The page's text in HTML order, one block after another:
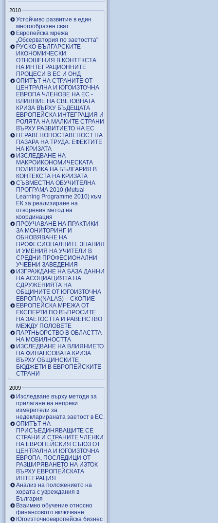
2010
Устойчиво развитие в един
многообразен свят
Европейска мрежа
„Обсерватория по заетостта"
РУСКО-БЪЛГАРСКИТЕ
ИКОНОМИЧЕСКИ
ОТНОШЕНИЯ В КОНТЕКСТА
НА ИНТЕГРАЦИОННИТЕ
ПРОЦЕСИ В ЕС И ОНД
ОПИТЪТ НА СТРАНИТЕ ОТ
ЦЕНТРАЛНА И ЮГОИЗТОЧНА
ЕВРОПА ЧЛЕНОВЕ НА ЕС -
ВЛИЯНИЕ НА СВЕТОВНАТА
КРИЗА ВЪРХУ БЪДЕЩАТА
ЕВРОПЕЙСКА ИНТЕГРАЦИЯ И
РОЛЯТА НА МАЛКИТЕ СТРАНИ
ВЪРХУ РАЗВИТИЕТО НА ЕС
НЕРАВЕНОПОСТАВЕНОСТ НА
ПАЗАРА НА ТРУДА: ЕФЕКТИТЕ
НА КРИЗАТА
ИЗСЛЕДВАНЕ НА
МАКРОИКОНОМИЧЕСКАТА
ПОЛИТИКА НА БЪЛГАРИЯ В
КОНТЕКСТА НА КРИЗАТА
СЪВМЕСТНА ОБУЧИТЕЛНА
ПРОГРАМА 2010 (Mutual
Learning Programme 2010) към
ЕК за реализиране на
отворения метод на
координация
ПРОУЧАВАНЕ НА ПРАКТИКИ
ЗА МОНИТОРИНГ И
ОБНОВЯВАНЕ НА
ПРОФЕСИОНАЛНИТЕ ЗНАНИЯ
И УМЕНИЯ НА УЧИТЕЛИ В
СРЕДНИ ПРОФЕСИОНАЛНИ
УЧЕБНИ ЗАВЕДЕНИЯ
ИЗГРАЖДАНЕ НА БАЗА ДАННИ
НА АСОЦИАЦИЯТА НА
СДРУЖЕНИЯТА НА
ОБЩИНИТЕ ОТ ЮГОИЗТОЧНА
ЕВРОПА(NALAS) – СКОПИЕ
ЕВРОПЕЙСКА МРЕЖА ОТ
ЕКСПЕРТИ ПО ВЪПРОСИТЕ
НА ЗАЕТОСТТА И РАВЕНСТВО
МЕЖДУ ПОЛОВЕТЕ
ПАРТНЬОРСТВО В ОБЛАСТТА
НА МОБИЛНОСТТА
ИЗСЛЕДВАНЕ НА ВЛИЯНИЕТО
НА ФИНАНСОВАТА КРИЗА
ВЪРХУ ОБЩИНСКИТЕ
БЮДЖЕТИ В ЕВРОПЕЙСКИТЕ
СТРАНИ
2009
Изследване върху методи за
прилагане на непреки
измерители за
недекларираната заетост в ЕС.
ОПИТЪТ НА
ПРИСЪЕДИНЯВАЩИТЕ СЕ
СТРАНИ И СТРАНИТЕ ЧЛЕНКИ
НА ЕВРОПЕЙСКИЯ СЪЮЗ ОТ
ЦЕНТРАЛНА И ЮГОИЗТОЧНА
ЕВРОПА, ПОСЛЕДИЦИ ОТ
РАЗШИРЯВАНЕТО НА ИЗТОК
ВЪРХУ ЕВРОПЕЙСКАТА
ИНТЕГРАЦИЯ
Анализ на положението на
хората с увреждания в
България
Взаимно обучение относно
финансовото включване
Югоизточноевропейска бизнес